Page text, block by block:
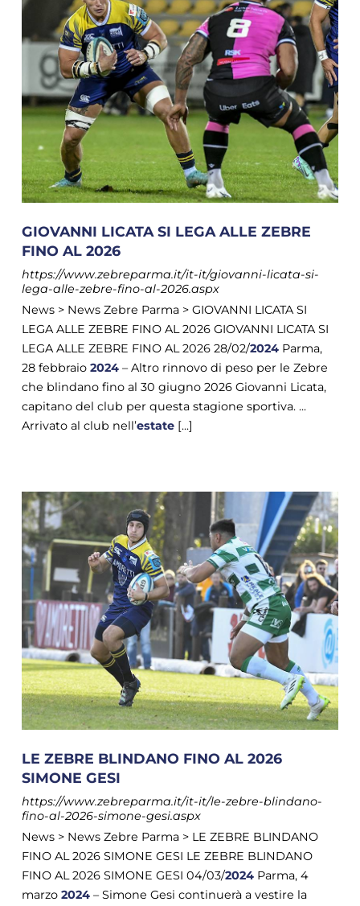
GIOVANNI LICATA SI LEGA ALLE ZEBRE
FINO AL 2026
https://www.zebreparma.it/it-it/giovanni-licata-si-
lega-alle-zebre-fino-al-2026.aspx
News > News Zebre Parma > GIOVANNI LICATA SI
LEGA ALLE ZEBRE FINO AL 2026 GIOVANNI LICATA SI
LEGA ALLE ZEBRE FINO AL 2026 28/02/2024Parma,
28 febbraio 2024– Altro rinnovo di peso per le Zebre
che blindano fino al 30 giugno 2026 Giovanni Licata,
capitano del club per questa stagione sportiva. ...
Arrivato al club nell’estate[...]
LE ZEBRE BLINDANO FINO AL 2026
SIMONE GESI
https://www.zebreparma.it/it-it/le-zebre-blindano-
fino-al-2026-simone-gesi.aspx
News > News Zebre Parma > LE ZEBRE BLINDANO
FINO AL 2026 SIMONE GESI LE ZEBRE BLINDANO
FINO AL 2026 SIMONE GESI 04/03/2024Parma, 4
marzo 2024– Simone Gesi continuerà a vestire la